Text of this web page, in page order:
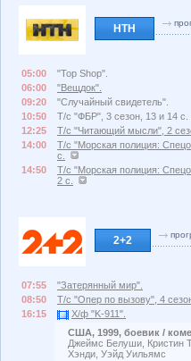
НТН
05:00
"Top Shop".
06:00
"Вещдок".
09:20
"Случайный свидетель".
10:50
Т/с "ФБР", 3 сезон, 13 и 14 с.
12:25
Т/с "Читающий мысли", 2
14:00
Т/с "Морская полиция:
с.
14:50
Т/с "Морская полиция:
2 с.
2+2
07:55
"Затерянный мир".
08:50
Т/с "Опер по вызову", 4
16:15
Х/ф "K-911".
США, 1999, боевик /
Джеймс Белуши, Кристин
Хэнди, Уэйд Уильямс